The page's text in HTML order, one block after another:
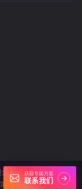
获取专属方案
联系我们 →
司 沪公网安备
号-30